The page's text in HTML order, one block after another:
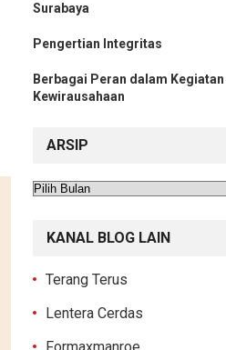
Surabaya
Pengertian Integritas
Berbagai Peran dalam Kegiatan
Kewirausahaan
ARSIP
Arsip
KANAL BLOG LAIN
Terang Terus
Lentera Cerdas